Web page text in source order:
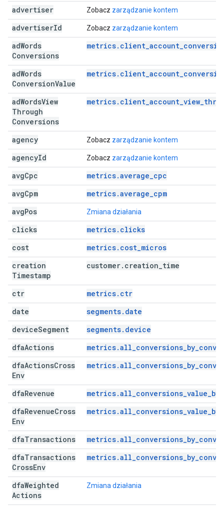
advertiser
Zobacz zarządzanie kontem
advertiserId Zobacz zarządzanie kontem
adWords
Conversions
adWords
ConversionValue
adWordsView
Through
Conversions
agency Zobacz zarządzanie kontem
agencyId Zobacz zarządzanie kontem
avgCpc
metrics.average_cpc
avgCpm
metrics.average_cpm
avgPos Zmiana działania
clicks
metrics.clicks
cost
metrics.cost_micros
creation
Timestamp
customer. creation time
ctr
metrics.ctr
date
segments.date
deviceSegment
segments.device
dfaActions
dfaActionsCross
Env
dfaRevenue
dfaRevenueCross
Env
dfaTransactions
dfaTransactions
CrossEnv
dfaWeighted
Actions
Zmiana działania